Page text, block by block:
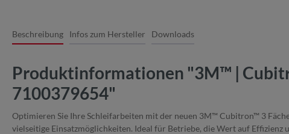
Beschreibung Infos zum Hersteller Downloads
Produktinformationen "3M™ |
7100379654"
Optimieren Sie Ihre Schleifarbeiten mit der neuen 3M™ Cubitron™ 3
vielseitige Einsatzmöglichkeiten. Ideal für Betriebe, die Wert auf